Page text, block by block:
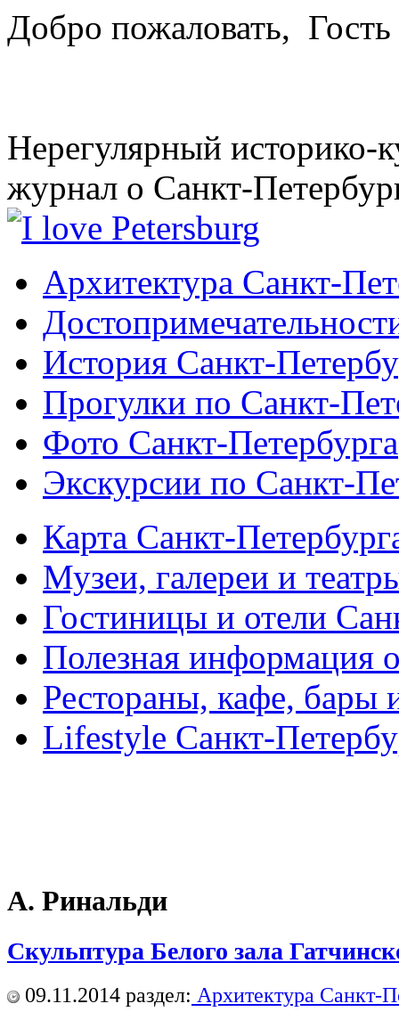
Добро пожаловать, Гость
Нерегулярный историко-
журнал о Санкт-
Архитектура Санкт-
История Санкт-
Прогулки по Санкт-
Фото Санкт-Петербурга
Экскурсии по Санкт-
Карта Санкт-
Музеи, галереи и
Гостиницы и отели
Полезная информация
Рестораны, кафе, бары
Lifestyle Санкт-
А. Ринальди
Скульптура Белого зала
09.11.2014 раздел: Архитектура Санкт-